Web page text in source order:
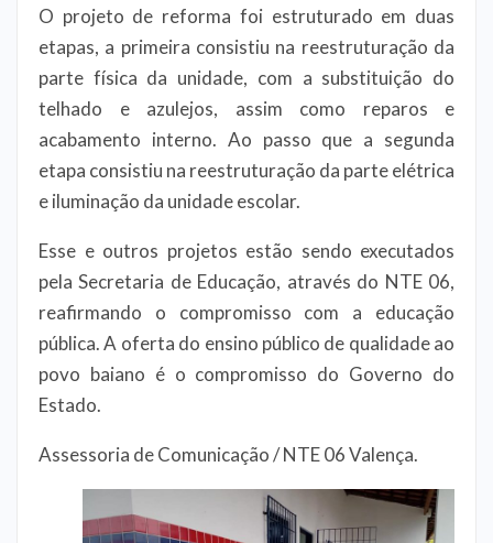
O projeto de reforma foi estruturado em duas
etapas, a primeira consistiu na reestruturação da
parte física da unidade, com a substituição do
telhado e azulejos, assim como reparos e
acabamento interno. Ao passo que a segunda
etapa consistiu na reestruturação da parte elétrica
e iluminação da unidade escolar.
Esse e outros projetos estão sendo executados
pela Secretaria de Educação, através do NTE 06,
reafirmando o compromisso com a educação
pública. A oferta do ensino público de qualidade ao
povo baiano é o compromisso do Governo do
Estado.
Assessoria de Comunicação / NTE 06 Valença.